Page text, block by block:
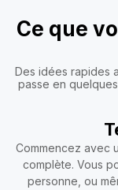
Ce que
Des idées rapides
passe en
Commencez avec
complète. Vous
personne, ou